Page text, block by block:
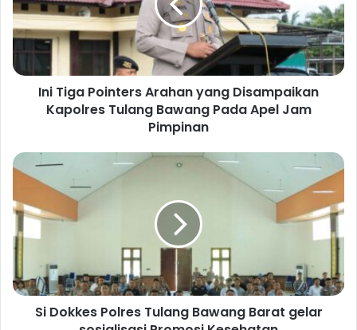
i
a
o
r
s
r
h
n
y
Ini Tiga Pointers Arahan yang Disampaikan
Kapolres Tulang Bawang Pada Apel Jam
Pimpinan
S
o
k
s
P
Si Dokkes Polres Tulang Bawang Barat gelar